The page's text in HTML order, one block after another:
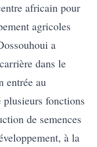
africain pour
agricoles
a
dans le
entrée au
fonctions
de semences
à la